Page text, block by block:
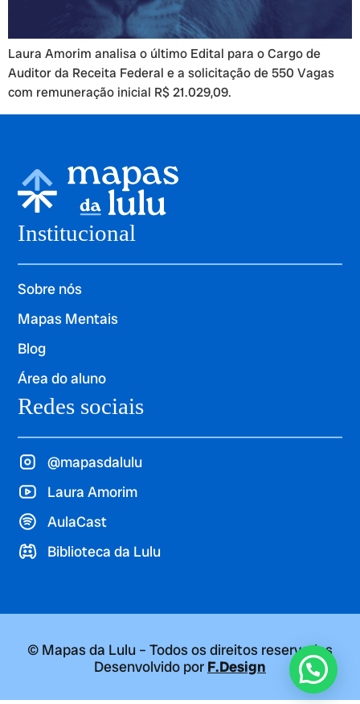
Laura Amorim analisa o último Edital para o Cargo de
Auditor da Receita Federal e a solicitação de 550 Vagas
com remuneração inicial R$ 21.029,09.
Institucional
Sobre nós
Mapas Mentais
Blog
Área do aluno
Redes sociais
@mapasdalulu
Laura Amorim
AulaCast
Biblioteca da Lulu
© Mapas da Lulu – Todos os direitos reservados
Desenvolvido por F.Design